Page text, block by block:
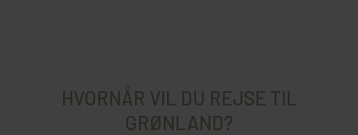
HVORNÅR VIL DU REJSE TIL
GRØNLAND?